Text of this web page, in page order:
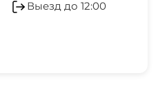
Выезд до 12:00